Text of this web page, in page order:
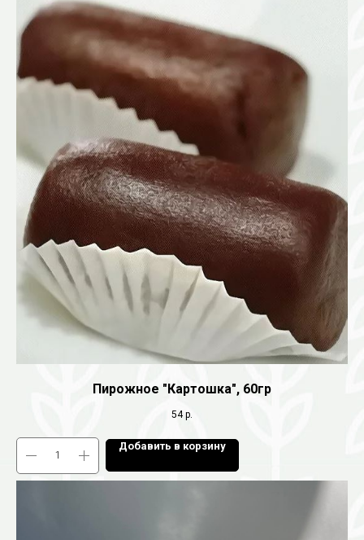
Пирожное "Картошка", 60гр
54 р.
Добавить в корзину